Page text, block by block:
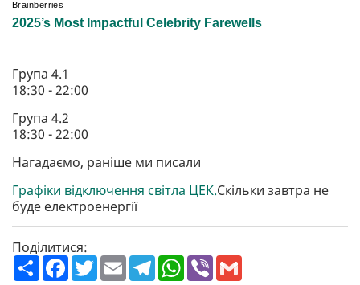
Група 4.1
18:30 - 22:00
Група 4.2
18:30 - 22:00
Нагадаємо, раніше ми писали
Графіки відключення світла ЦЕК.Скільки завтра не
буде електроенергії
Поділитися:
П
о
F
a
T
w
E
m
T
e
W
h
V